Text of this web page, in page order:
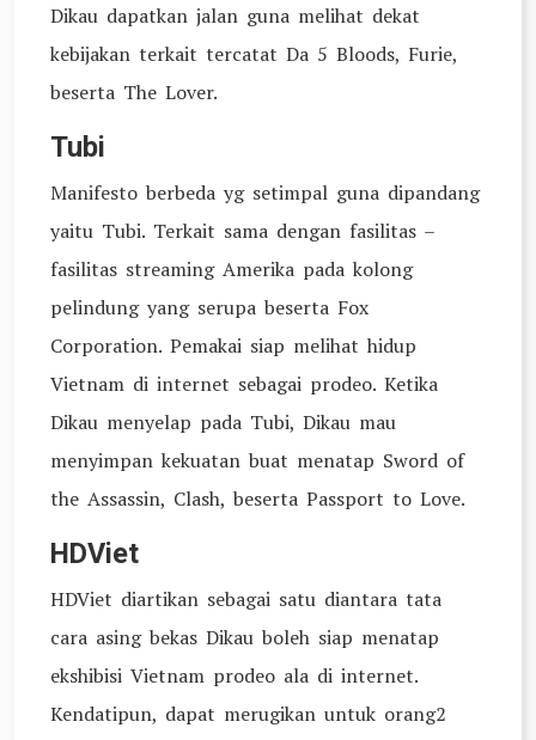
Dikau dapatkan jalan guna melihat dekat
kebijakan terkait tercatat Da 5 Bloods, Furie,
beserta The Lover.
Tubi
Manifesto berbeda yg setimpal guna dipandang
yaitu Tubi. Terkait sama dengan fasilitas –
fasilitas streaming Amerika pada kolong
pelindung yang serupa beserta Fox
Corporation. Pemakai siap melihat hidup
Vietnam di internet sebagai prodeo. Ketika
Dikau menyelap pada Tubi, Dikau mau
menyimpan kekuatan buat menatap Sword of
the Assassin, Clash, beserta Passport to Love.
HDViet
HDViet diartikan sebagai satu diantara tata
cara asing bekas Dikau boleh siap menatap
ekshibisi Vietnam prodeo ala di internet.
Kendatipun, dapat merugikan untuk orang2